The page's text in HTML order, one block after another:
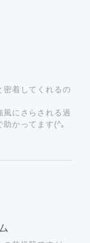
密着してくれるの
風にさらされる過
かってます(^｡